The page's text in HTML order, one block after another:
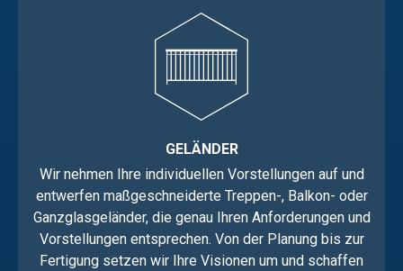
GELÄNDER
Wir nehmen Ihre individuellen Vorstellungen auf und
entwerfen maßgeschneiderte Treppen-, Balkon- oder
Ganzglasgeländer, die genau Ihren Anforderungen und
Vorstellungen entsprechen. Von der Planung bis zur
Fertigung setzen wir Ihre Visionen um und schaffen